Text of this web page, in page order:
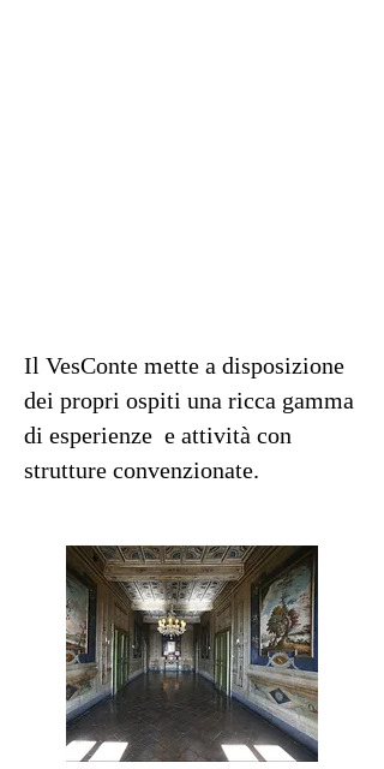
Il VesConte mette a disposizione
dei propri ospiti una ricca gamma
di esperienze e attività con
strutture convenzionate.